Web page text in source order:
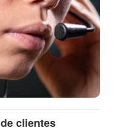
clientes